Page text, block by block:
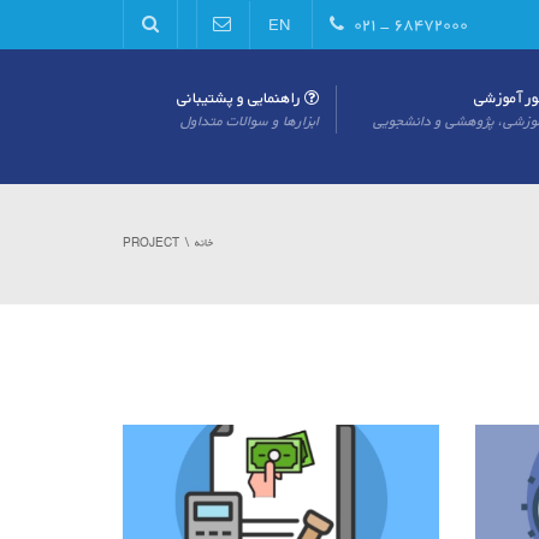
۶۸۴۷۲۰۰۰ - ۰۲۱ EN
پژوهشی و دانشجویی ابزارها و سوالات متداول
خانه PROJECT